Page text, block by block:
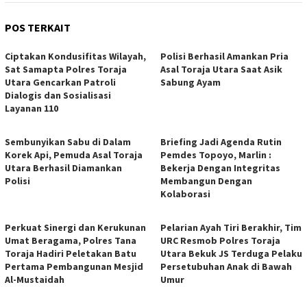
POS TERKAIT
Ciptakan Kondusifitas Wilayah,
Sat Samapta Polres Toraja
Utara Gencarkan Patroli
Dialogis dan Sosialisasi
Layanan 110
Polisi Berhasil Amankan Pria
Asal Toraja Utara Saat Asik
Sabung Ayam
Sembunyikan Sabu di Dalam
Korek Api, Pemuda Asal Toraja
Utara Berhasil Diamankan
Polisi
Briefing Jadi Agenda Rutin
Pemdes Topoyo, Marlin :
Bekerja Dengan Integritas
Membangun Dengan
Kolaborasi
Perkuat Sinergi dan Kerukunan
Umat Beragama, Polres Tana
Toraja Hadiri Peletakan Batu
Pertama Pembangunan Mesjid
Al-Mustaidah
Pelarian Ayah Tiri Berakhir, Tim
URC Resmob Polres Toraja
Utara Bekuk JS Terduga Pelaku
Persetubuhan Anak di Bawah
Umur